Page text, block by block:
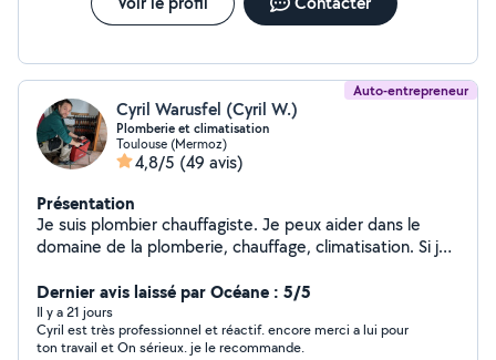
Auto-entrepreneur
Cyril Warusfel (Cyril W.)
Plomberie et climatisation
Toulouse (Mermoz)
4,8/5 (49 avis)
Présentation
Je suis plombier chauffagiste. Je peux aider dans le
domaine de la plomberie, chauffage, climatisation. Si je
me relancer. Je rate des messages parfois. Garantie
décennale.
Dernier avis laissé par Océane : 5/5
Il y a 21 jours
Cyril est très professionnel et réactif. encore merci a lui pour
ton travail et On sérieux. je le recommande.